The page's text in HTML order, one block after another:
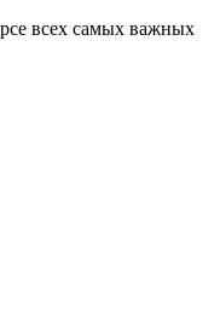
всех самых важных